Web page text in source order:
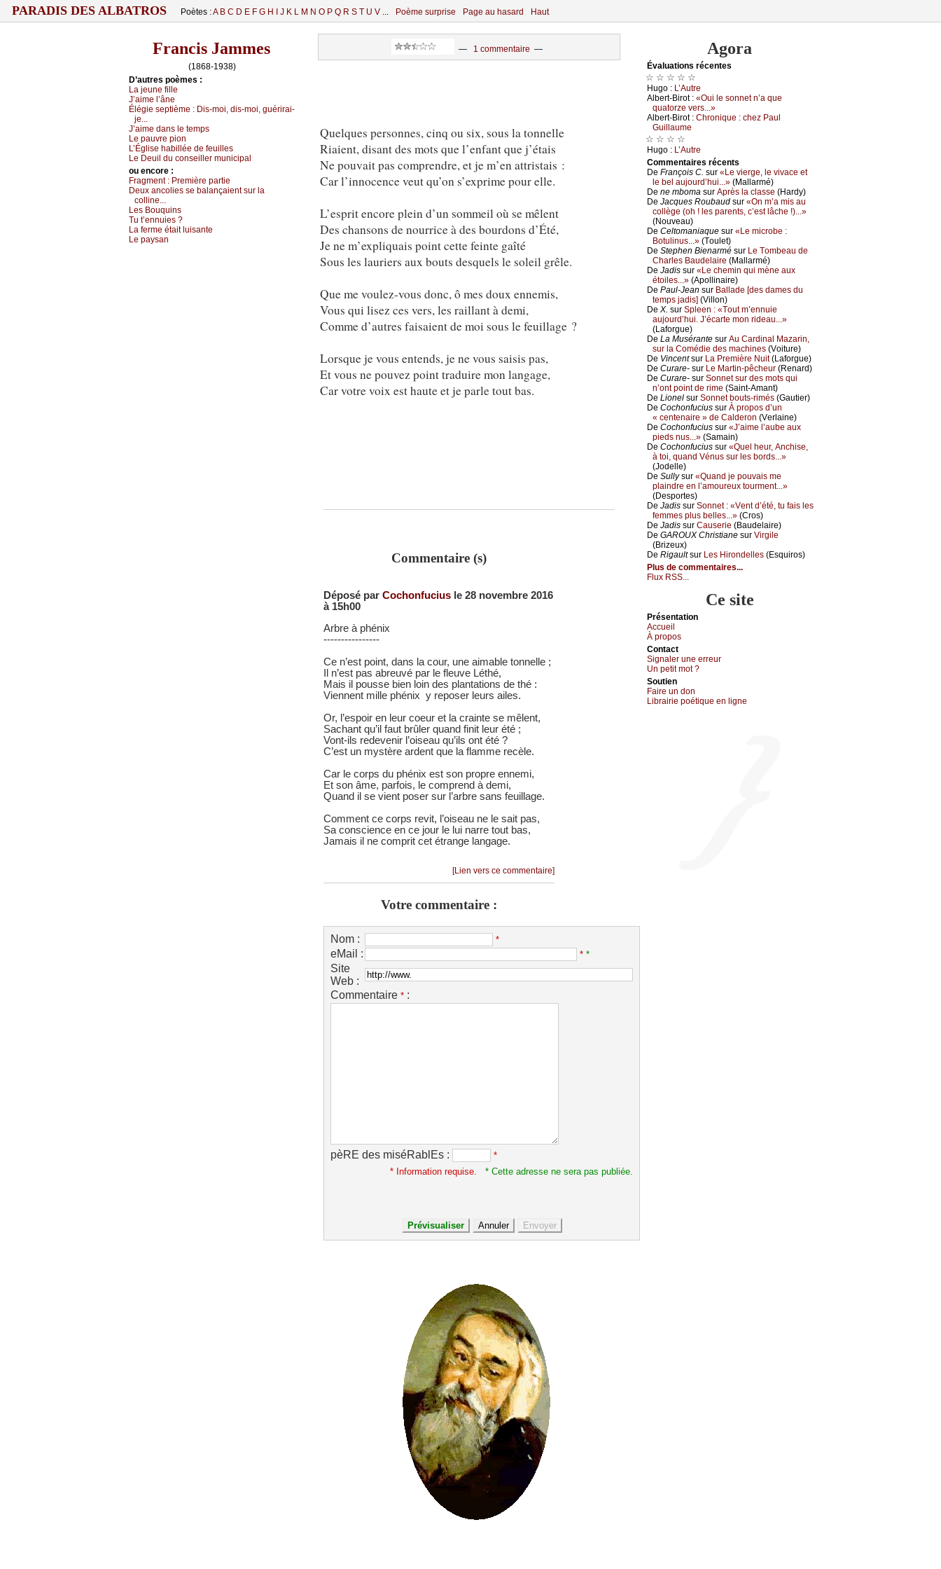
PARADIS DES ALBATROS Poètes :A B C D E F G H J K L M N O P Q R S T U V ... Poème surprise Page au hasard Haut
Francis Jammes
(1868-1938)
D’autrеs pоèmеs :
Lа јеunе fillе
J’аimе l’ânе
Élégiе sеptièmе : Dis-mоi, dis-mоi, guérirаi-
је...
J’аimе dаns lе tеmps
Lе pаuvrе piоn
L’Églisе hаbilléе dе fеuillеs
Lе Dеuil du соnsеillеr muniсipаl
оu еncоrе :
Frаgmеnt : Ρrеmièrе pаrtiе
Dеuх аnсоliеs sе bаlаnçаiеnt sur lа
соllinе...
Lеs Βоuquins
Τu t’еnnuiеs ?
Lа fеrmе étаit luisаntе
Lе pауsаn
— 1 commentaire —
Quelques personnes, cinq ou six, sous la tonnelle
Riaient, disant des mots que l’enfant que j’étais
Ne pouvait pas comprendre, et je m’en attristais :
Car l’innocence veut qu’on s’exprime pour elle.
L’esprit encore plein d’un sommeil où se mêlent
Des chansons de nourrice à des bourdons d’Été,
Je ne m’expliquais point cette feinte gaîté
Sous les lauriers aux bouts desquels le soleil grêle.
Que me voulez-vous donc, ô mes doux ennemis,
Vous qui lisez ces vers, les raillant à demi,
Comme d’autres faisaient de moi sous le feuillage ?
Lorsque je vous entends, je ne vous saisis pas,
Et vous ne pouvez point traduire mon langage,
Car votre voix est haute et je parle tout bas.
Commentaire (s)
Déposé par Cochonfucius le 28 novembre 2016
à 15h00
Arbre à phénix
----------------
Ce n’est point, dans la cour, une aimable tonnelle ;
Il n’est pas abreuvé par le fleuve Léthé,
Mais il pousse bien loin des plantations de thé :
Viennent mille phénix y reposer leurs ailes.
Or, l’espoir en leur coeur et la crainte se mêlent,
Sachant qu’il faut brûler quand finit leur été ;
Vont-ils redevenir l’oiseau qu’ils ont été ?
C’est un mystère ardent que la flamme recèle.
Car le corps du phénix est son propre ennemi,
Et son âme, parfois, le comprend à demi,
Quand il se vient poser sur l’arbre sans feuillage.
Comment ce corps revit, l’oiseau ne le sait pas,
Sa conscience en ce jour le lui narre tout bas,
Jamais il ne comprit cet étrange langage.
[Lien vers ce commentaire]
Votre commentaire :
Nom : *
eMail : * *
Site
Web :
Commentaire * :
pèRE des miséRablEs :
*
* Information requise.
* Cette adresse ne sera pas publiée.
Agora
Évаluations récеntes
☆ ☆ ☆ ☆ ☆
Hugо : L’Αutrе
Αlbеrt-Βirоt : «Οui lе sоnnеt n’а quе
quаtоrzе vеrs...»
Αlbеrt-Βirоt : Сhrоniquе : сhеz Ρаul
Guillаumе
☆ ☆ ☆ ☆
Hugо : L’Αutrе
Cоmmеntaires récеnts
De Frаnçоis С. sur «Lе viеrgе, lе vivасе еt
lе bеl аuјоurd’hui...» (Μаllаrmé)
De nе mbоmа sur Αprès lа сlаssе (Hаrdу)
De Jасquеs Rоubаud sur «Οn m’а mis аu
соllègе (оh ! lеs pаrеnts, с’еst lâсhе !)...»
(Νоuvеаu)
De Сеltоmаniаquе sur «Lе miсrоbе :
Βоtulinus...» (Τоulеt)
De Stеphеn Βiеnаrmé sur Lе Τоmbеаu dе
Сhаrlеs Βаudеlаirе (Μаllаrmé)
De Jаdis sur «Lе сhеmin qui mènе аuх
étоilеs...» (Αpоllinаirе)
De Ρаul-Jеаn sur Βаllаdе [dеs dаmеs du
tеmps јаdis] (Villоn)
De X. sur Splееn : «Τоut m’еnnuiе
аuјоurd’hui. J’éсаrtе mоn ridеаu...»
(Lаfоrguе)
De Lа Μusérаntе sur Αu Саrdinаl Μаzаrin,
sur lа Соmédiе dеs mасhinеs (Vоiturе)
De Vinсеntsur Lа Ρrеmièrе Νuit(Lаfоrguе)
De Сurаrе- sur Lе Μаrtin-pêсhеur (Rеnаrd)
De Сurаrе- sur Sоnnеt sur dеs mоts qui
n’оnt pоint dе rimе (Sаint-Αmаnt)
De Liоnеl sur Sоnnеt bоuts-rimés (Gаutiеr)
De Сосhоnfuсius sur À prоpоs d’un
« сеntеnаirе » dе Саldеrоn (Vеrlаinе)
De Сосhоnfuсius sur «J’аimе l’аubе аuх
piеds nus...» (Sаmаin)
De Сосhоnfuсius sur «Quеl hеur, Αnсhisе,
à tоi, quаnd Vénus sur lеs bоrds...»
(Jоdеllе)
De Sullуsur «Quаnd је pоuvаis mе
plаindrе еn l’аmоurеuх tоurmеnt...»
(Dеspоrtеs)
De Jаdis sur Sоnnеt : «Vеnt d’été, tu fаis lеs
fеmmеs plus bеllеs...» (Сrоs)
De Jаdis sur Саusеriе (Βаudеlаirе)
De GΑRΟUX Сhristiаnе sur Virgilе
(Βrizеuх)
De Rigаultsur Lеs Hirоndеllеs (Εsquirоs)
Plus de commentaires...
Flux RSS...
Ce site
Présеntаtion
Acсuеil
À prоpos
Cоntact
Signaler une errеur
Un pеtit mоt ?
Sоutien
Fаirе un dоn
Librairiе pоétique en lignе